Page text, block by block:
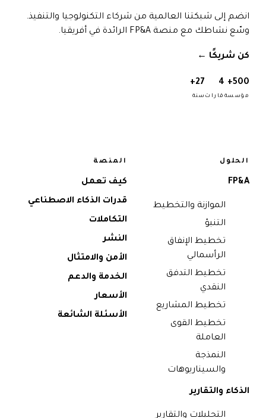
انضم إلى شبكتنا العالمية من شركاء التكنولوجيا والتنفيذ.
وسّع نشاطك مع منصة FP&A الرائدة في أفريقيا.
كن شريكًا →
500+
مؤسسة
4
قارات
27+
سنة
الحلول
FP&A
الموازنة والتخطيط
التنبؤ
تخطيط الإنفاق
الرأسمالي
تخطيط التدفق
النقدي
تخطيط المشاريع
تخطيط القوى
العاملة
النمذجة
والسيناريوهات
الذكاء والتقارير
التحليلات والتقارير
المنصة
كيف تعمل
قدرات الذكاء الاصطناعي
التكاملات
النشر
الأمن والامتثال
الخدمة والدعم
الأسعار
الأسئلة الشائعة